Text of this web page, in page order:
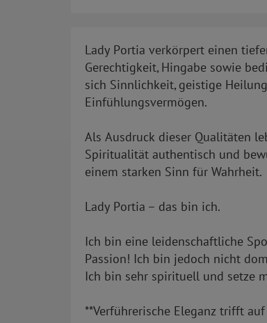
Lady Portia verkörpert einen
Gerechtigkeit, Hingabe sowie
sich Sinnlichkeit, geistige
Einfühlungsvermögen.
Als Ausdruck dieser Qualitäten
Spiritualität authentisch und
einem starken Sinn für Wahrheit.
Lady Portia – das bin ich.
Ich bin eine leidenschaftliche
Passion! Ich bin jedoch nicht
Ich bin sehr spirituell und setze
**Verführerische Eleganz trifft